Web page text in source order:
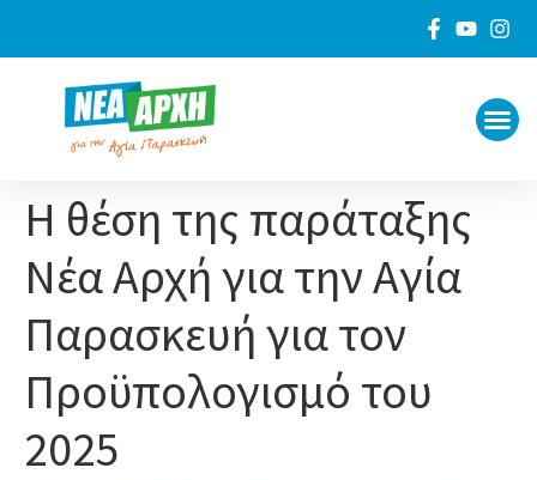
Η θέση της παράταξης
Νέα Αρχή για την Αγία
Παρασκευή για τον
Προϋπολογισμό του
2025